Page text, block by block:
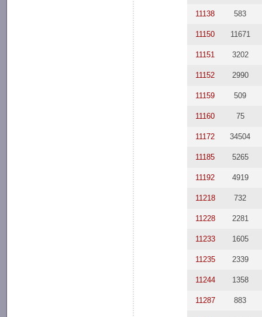
11138 583
11150 11671
11151 3202
11152 2990
11159 509
11160 75
11172 34504
11185 5265
11192 4919
11218 732
11228 2281
11233 1605
11235 2339
11244 1358
11287 883